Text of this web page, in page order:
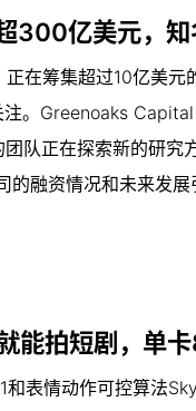
300亿美元，
在筹集超过10亿美
。Greenoaks
队正在探索新的研究
融资情况和未来发展
能拍短剧，单
表情动作可控算法